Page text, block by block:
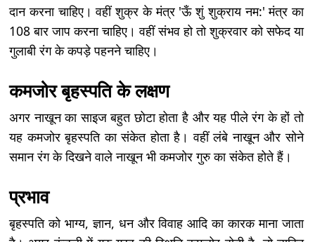
दान करना चाहिए। वहीं शुक्र के मंत्र 'ऊँ शुं शुक्राय नम:' मंत्र का
108 बार जाप करना चाहिए। वहीं संभव हो तो शुक्रवार को सफेद या
गुलाबी रंग के कपड़े पहनने चाहिए।
कमजोर बृहस्पति के लक्षण
अगर नाखून का साइज बहुत छोटा होता है और यह पीले रंग के हों तो
यह कमजोर बृहस्पति का संकेत होता है। वहीं लंबे नाखून और सोने
समान रंग के दिखने वाले नाखून भी कमजोर गुरु का संकेत होते हैं।
प्रभाव
बृहस्पति को भाग्य, ज्ञान, धन और विवाह आदि का कारक माना जाता